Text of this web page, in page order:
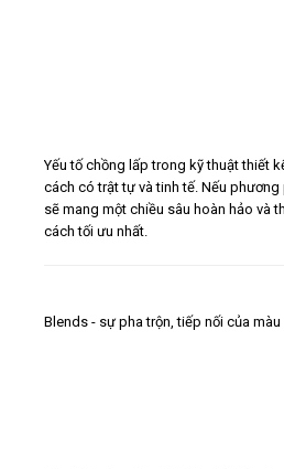
Yếu tố chồng lấp trong kỹ thuật thiết
cách có trật tự và tinh tế. Nếu
sẽ mang một chiều sâu hoàn hảo và
cách tối ưu nhất.
Blends - sự pha trộn, tiếp nối của